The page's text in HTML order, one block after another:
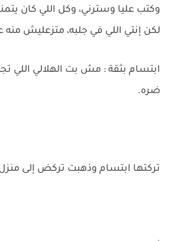
وكتب عليا وسترني، وكل اللي كان
لكن إنتي اللي في جلبه، متزعليش منه
ابتسام بثقة : مش بت الهلالي اللي
ضره.
تركتها ابتسام وذهبت تركض إلى منزل